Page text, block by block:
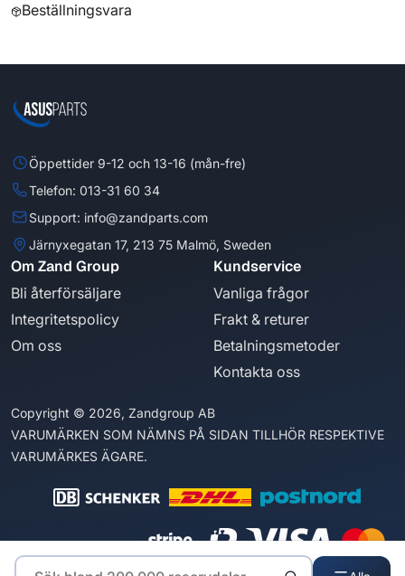
Beställningsvara
Öppettider 9-12 och 13-16 (mån-fre)
Telefon: 013-31 60 34
Support: info@zandparts.com
Järnyxegatan 17, 213 75 Malmö, Sweden
Om Zand Group
Bli återförsäljare
Integritetspolicy
Om oss
Kundservice
Vanliga frågor
Frakt & returer
Betalningsmetoder
Kontakta oss
Copyright © 2026, Zandgroup AB
VARUMÄRKEN SOM NÄMNS PÅ SIDAN TILLHÖR RESPEKTIVE
VARUMÄRKES ÄGARE.